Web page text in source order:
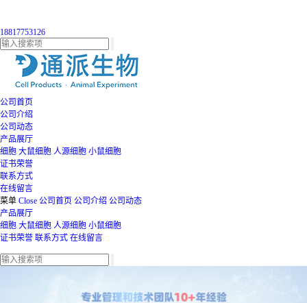
18817753126
公司首页
公司介绍
公司动态
产品展厅
细胞 大鼠细胞 人源细胞 小鼠细胞
证书荣誉
联系方式
在线留言
菜单 Close 公司首页 公司介绍 公司动态
产品展厅
细胞 大鼠细胞 人源细胞 小鼠细胞
证书荣誉 联系方式 在线留言